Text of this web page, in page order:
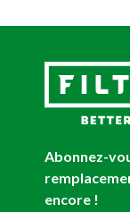
Abonnez-
encore !